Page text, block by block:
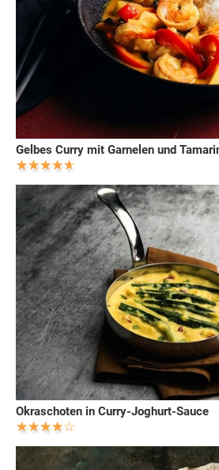
Gelbes Curry mit Garnelen und
Okraschoten in Curry-Joghurt-Sauce